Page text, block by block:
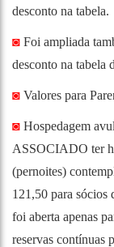
desconto na tabela.
◙ Foi ampliada
desconto na tabela
◙ Valores para
◙ Hospedagem
ASSOCIADO ter
(pernoites)
121,50 para sócios
foi aberta apenas
reservas contínuas